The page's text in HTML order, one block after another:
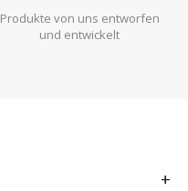
Produkte von uns entworfen
und entwickelt